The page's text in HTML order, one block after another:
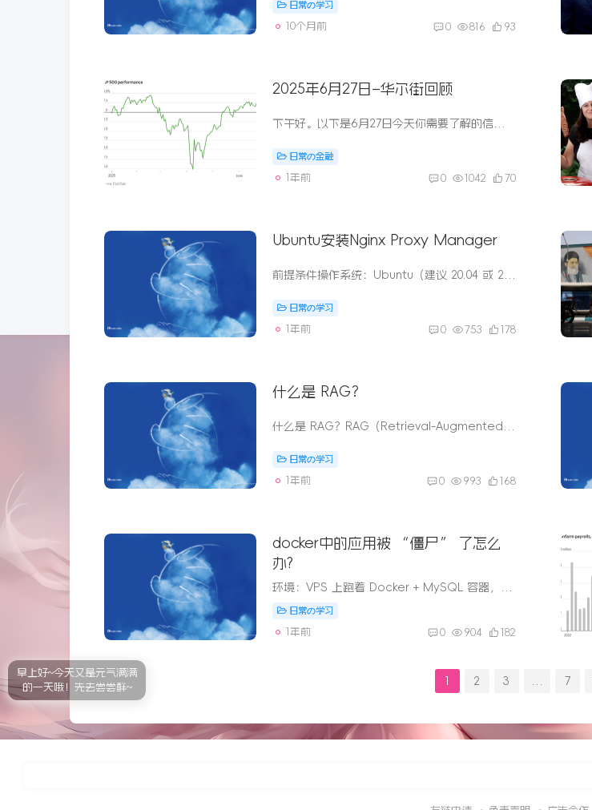
日常の学习
10个月前 0 816 93
2025年6月27日–华尔街回顾
日常の金融
1年前 0 1042 70
Ubuntu安装Nginx Proxy Manager
日常の学习
1年前 0 753 178
什么是 RAG？
日常の学习
1年前 0 993 168
docker中的应用被 “僵尸” 了怎么
办?
日常の学习
1年前 0 904 182
2 3 7
早上好~今天又是元气满满
的一天哦！先去尝尝鲜~